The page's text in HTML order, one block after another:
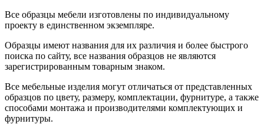
Все образцы мебели изготовлены по индивидуальному
проекту в единственном экземпляре.
Образцы имеют названия для их различия и более быстрого
поиска по сайту, все названия образцов не являются
зарегистрированным товарным знаком.
Все мебельные изделия могут отличаться от представленных
образцов по цвету, размеру, комплектации, фурнитуре, а также
способами монтажа и производителями комплектующих и
фурнитуры.